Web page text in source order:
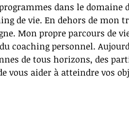
dans le
de vie. En dehors de mon
Mon propre parcours de
coaching personnel.
de tous horizons, des
vous aider à atteindre vos